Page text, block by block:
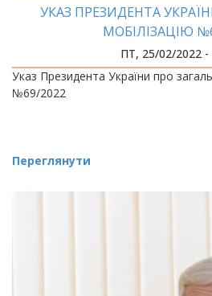
УКАЗ ПРЕЗИДЕНТА
МОБІЛІЗАЦІЮ
ПТ, 25/02/2022 -
Указ Президента України про
№69/2022
Переглянути